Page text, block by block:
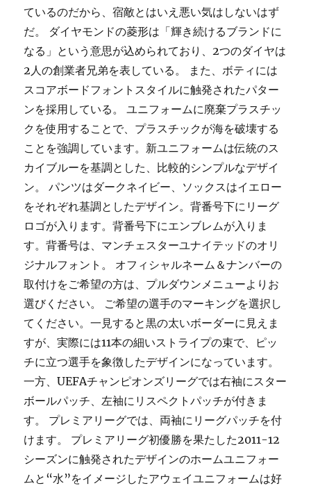
ているのだから、宿敵とはいえ悪い気はしないはず
だ。 ダイヤモンドの菱形は「輝き続けるブランドに
なる」という意思が込められており、2つのダイヤは
2人の創業者兄弟を表している。 また、ボティには
スコアボードフォントスタイルに触発されたパター
ンを採用している。 ユニフォームに廃棄プラスチッ
クを使用することで、プラスチックが海を破壊する
ことを強調しています。新ユニフォームは伝統のス
カイブルーを基調とした、比較的シンプルなデザイ
ン。 パンツはダークネイビー、ソックスはイエロー
をそれぞれ基調としたデザイン。背番号下にリーグ
ロゴが入ります。背番号下にエンブレムが入りま
す。背番号は、マンチェスターユナイテッドのオリ
ジナルフォント。 オフィシャルネーム＆ナンバーの
取付けをご希望の方は、プルダウンメニューよりお
選びください。 ご希望の選手のマーキングを選択し
てください。一見すると黒の太いボーダーに見えま
すが、実際には11本の細いストライプの束で、ピッ
チに立つ選手を象徴したデザインになっています。
一方、UEFAチャンピオンズリーグでは右袖にスター
ボールパッチ、左袖にリスペクトパッチが付きま
す。 プレミアリーグでは、両袖にリーグパッチを付
けます。 プレミアリーグ初優勝を果たした2011-12
シーズンに触発されたデザインのホームユニフォー
ムと“水”をイメージしたアウェイユニフォームは好